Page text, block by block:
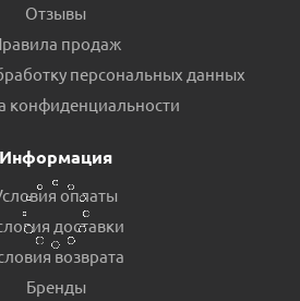
(6)
Отзывы
продаж
персональных данных
конфиденциальности
Информация
оплаты
доставки
возврата
Бренды